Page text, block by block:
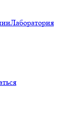
Лаборатория